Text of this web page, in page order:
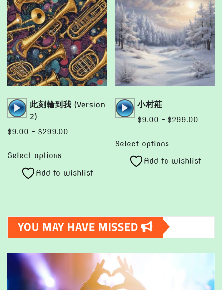
may
be
chosen
on
the
product
page
Audio
Player
此刻輪到我 (Version
2)
$9.00 – $299.00
$299.00
Select options
product
has
The
options
may
be
Add to wishlist
Audio
Player
小村莊
$9.00 – $299.00
Select options
product
has
options
may
chosen
Add to wishlist
YOU MAY HAVE MISSED